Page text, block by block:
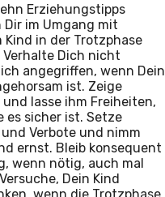
Erziehungstipps
Dir im Umgang mit
Kind in der Trotzphase
Dich nicht
angegriffen, wenn Dein
ist. Zeige
und lasse ihm Freiheiten,
es sicher ist. Setze
und Verbote und nimm
ernst. Bleib konsequent
wenn nötig, auch mal
Versuche, Dein Kind